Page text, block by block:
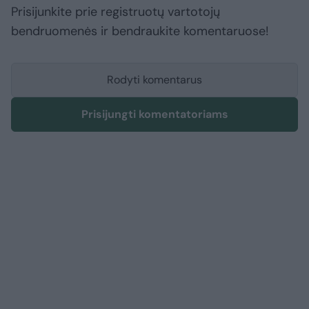
Prisijunkite prie registruotų vartotojų
bendruomenės ir bendraukite komentaruose!
Rodyti komentarus
Prisijungti komentatoriams